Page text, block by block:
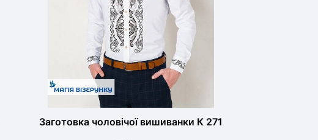
Заготовка чоловічої вишиванки К 271